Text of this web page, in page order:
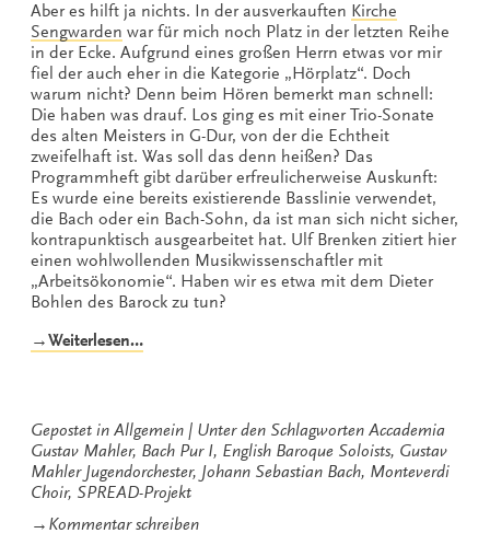
Aber es hilft ja nichts. In der ausverkauften Kirche
Sengwarden war für mich noch Platz in der letzten Reihe
in der Ecke. Aufgrund eines großen Herrn etwas vor mir
fiel der auch eher in die Kategorie „Hörplatz“. Doch
warum nicht? Denn beim Hören bemerkt man schnell:
Die haben was drauf. Los ging es mit einer Trio-Sonate
des alten Meisters in G-Dur, von der die Echtheit
zweifelhaft ist. Was soll das denn heißen? Das
Programmheft gibt darüber erfreulicherweise Auskunft:
Es wurde eine bereits existierende Basslinie verwendet,
die Bach oder ein Bach-Sohn, da ist man sich nicht sicher,
kontrapunktisch ausgearbeitet hat. Ulf Brenken zitiert hier
einen wohlwollenden Musikwissenschaftler mit
„Arbeitsökonomie“. Haben wir es etwa mit dem Dieter
Bohlen des Barock zu tun?
→Weiterlesen…„I
Gepostet in Allgemein Unter den Schlagworten Accademia
Gustav Mahler, Bach Pur I, English Baroque Soloists, Gustav
Mahler Jugendorchester, Johann Sebastian Bach, Monteverdi
Choir, SPREAD-Projekt
→ Kommentar schreibenzu